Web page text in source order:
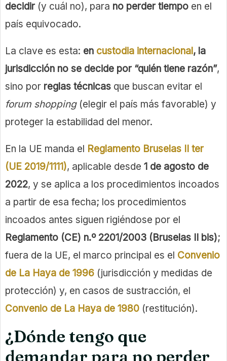
decidir (y cuál no), para no perder tiempo en el
país equivocado.
La clave es esta: en custodia internacional, la
jurisdicción no se decide por “quién tiene razón”,
sino por reglas técnicas que buscan evitar el
forum shopping(elegir el país más favorable) y
proteger la estabilidad del menor.
En la UE manda el Reglamento Bruselas II ter
(UE 2019/1111), aplicable desde 1 de agosto de
2022, y se aplica a los procedimientos incoados
a partir de esa fecha; los procedimientos
incoados antes siguen rigiéndose por el
Reglamento (CE) n.º 2201/2003 (Bruselas II bis);
fuera de la UE, el marco principal es el Convenio
de La Haya de 1996 (jurisdicción y medidas de
protección) y, en casos de sustracción, el
Convenio de La Haya de 1980 (restitución).
¿Dónde tengo que
demandar para no perder